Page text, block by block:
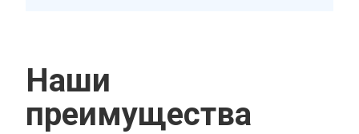
Наши
преимущества